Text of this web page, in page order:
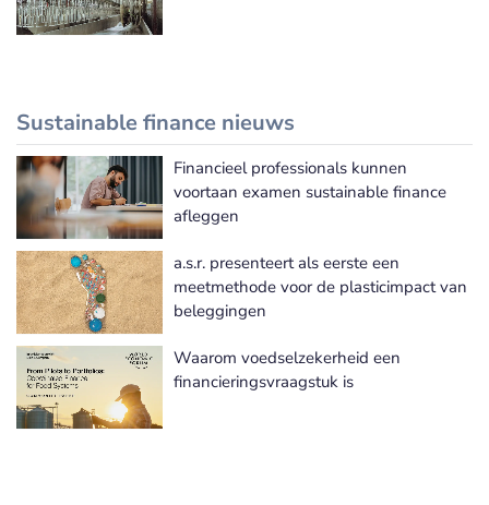
Sustainable finance nieuws
Meer Sustainable finance nieuws
Financieel professionals kunnen
voortaan examen sustainable finance
afleggen
a.s.r. presenteert als eerste een
meetmethode voor de plasticimpact van
beleggingen
Waarom voedselzekerheid een
financieringsvraagstuk is